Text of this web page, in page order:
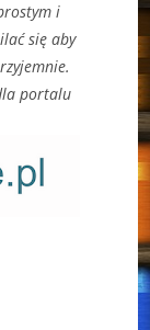
i
się aby
portalu